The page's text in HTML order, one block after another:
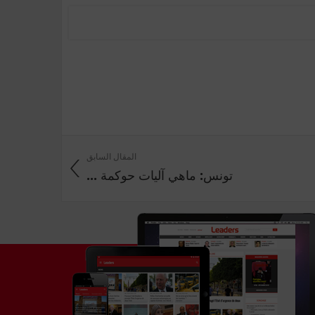
المقال السابق
تونس: ماهي آليات حوكمة ...